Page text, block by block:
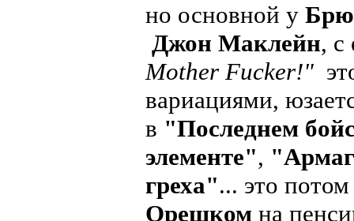
но основной у
Джон Маклейн, с
Mother Fucker!"
вариациями,
в "Последнем
элементе",
греха"... это
Орешком на